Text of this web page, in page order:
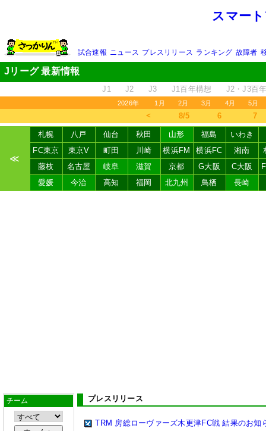
スマー
試合速報 ニュース プレスリリース ランキング 故障者
Jリーグ 最新情報
J1 J2 J3 J1百年構想 J2・J3百
2026年 1月 2月 3月 4月 5月
＜ 8/5 6 7
≪
札幌 八戸 仙台 秋田 山形 福島
いわき
FC東京
東京V 町田 川崎 横浜FM 横浜FC 湘南
藤枝
名古屋 岐阜 滋賀 京都 G大阪 C大阪
愛媛
今治 高知 福岡 北九州 鳥栖 長崎
チーム プレスリリース
TRM 房総ローヴァーズ木更津FC戦 結果のお知